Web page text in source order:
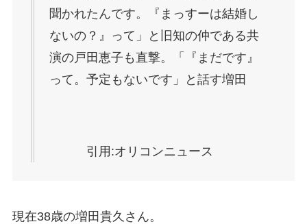
聞かれたんです。『まっすーは結婚し
ないの？』って」と旧知の仲である共
演の戸田恵子も直撃。「『まだです』
って。予定もないです」と話す増田
引用:オリコンニュース
現在38歳の増田貴久さん。